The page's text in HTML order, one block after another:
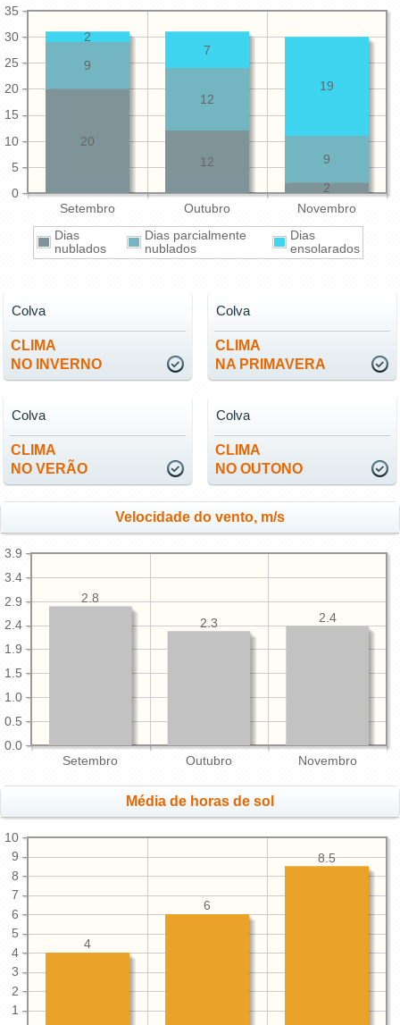
Setembro Outubro Novembro
0
5
10
15
20
25
30
35
2
12
20
9
12
9
19
7
2
Dias
nublados
Dias parcialmente
nublados
Dias
ensolarados
CLIMA
NO INVERNO
Colva
CLIMA
NA PRIMAVERA
Colva
CLIMA
NO VERÃO
Colva
CLIMA
NO OUTONO
Colva
Velocidade do vento, m/s
Setembro Outubro Novembro
0.0
0.5
1.0
1.5
1.9
2.4
2.9
3.4
3.9
2.4
2.3
2.8
Média de horas de sol
1
2
3
4
5
6
7
8
9
10
8.5
6
4